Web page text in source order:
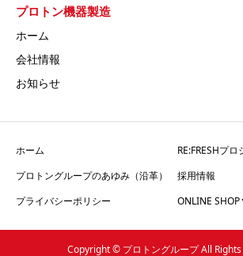
プロトン機器製造
ホーム
会社情報
お知らせ
ホーム
RE:FRESHプロ
プロトングループのあゆみ（沿革）
採用情報
プライバシーポリシー
ONLINE
Copyright © プロトングループ All